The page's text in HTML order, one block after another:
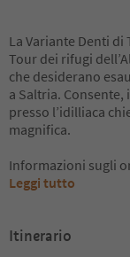
La Variante Denti
Tour dei rifugi
che desiderano
a Saltria.
presso l’idilliaca
magnifica.
Informazioni sugli
Leggi tutto
Itinerario